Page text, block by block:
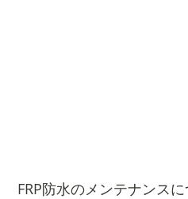
FRP防水のメンテナンス